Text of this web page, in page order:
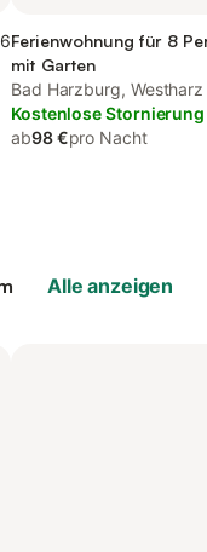
Ferienwohnung für 8
mit Garten
Bad Harzburg, Westharz
Kostenlose Stornierung
ab98 €pro Nacht
Alle anzeigen